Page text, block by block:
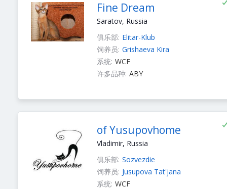
Fine Dream
Saratov, Russia
俱乐部: Elitar-Klub
饲养员: Grishaeva Kira
系统: WCF
许多品种: ABY
of Yusupovhome
Vladimir, Russia
俱乐部: Sozvezdie
饲养员: Jusupova Tat'jana
系统: WCF